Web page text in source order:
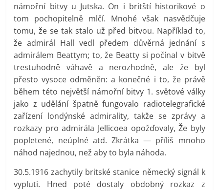
námořní bitvy u Jutska. On i britští historikové o
tom pochopitelně mlčí. Mnohé však nasvědčuje
tomu, že se tak stalo už před bitvou. Například to,
že admirál Hall vedl předem důvěrná jednání s
admirálem Beattym; to, že Beatty si počínal v bitvě
trestuhodně váhavě a nerozhodně, ale že byl
přesto vysoce odměněn: a konečné i to, že právě
během této největší námořní bitvy 1. světové války
jako z udělání špatně fungovalo radiotelegrafické
zařízení londýnské admirality, takže se zprávy a
rozkazy pro admirála Jellicoea opožďovaly, Že byly
popletené, neúplné atd. Zkrátka — příliš mnoho
náhod najednou, než aby to byla náhoda.
30.5.1916 zachytily britské stanice německý signál k
vypluti. Hned poté dostaly obdobný rozkaz z